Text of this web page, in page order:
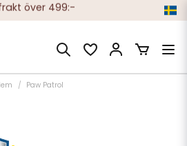
över 499:-
Klarna eller Swish
tals nöjda kunder
Paw Patrol